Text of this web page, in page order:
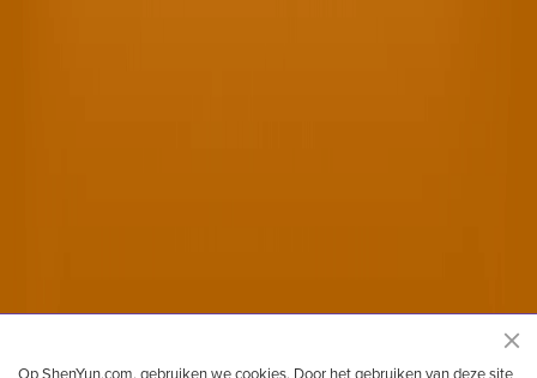
Op ShenYun.com. gebruiken we cookies. Door het gebruiken van deze site